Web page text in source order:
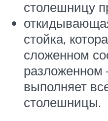
столешницу
стойка,
сложенном
разложенном
выполняет
столешницы.